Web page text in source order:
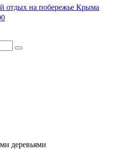
отдых на побережье Крыма